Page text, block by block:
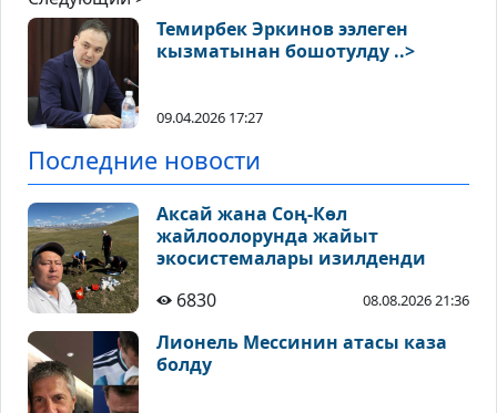
Темирбек Эркинов ээлеген
кызматынан бошотулду ..>
09.04.2026 17:27
Последние новости
Аксай жана Соң-Көл
жайлоолорунда жайыт
экосистемалары изилденди
6830
08.08.2026 21:36
Лионель Мессинин атасы каза
болду